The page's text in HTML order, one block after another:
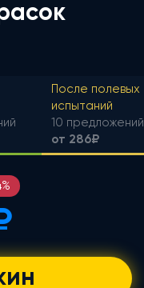
После полевых
испытаний
10 предложений
от 286₽
%